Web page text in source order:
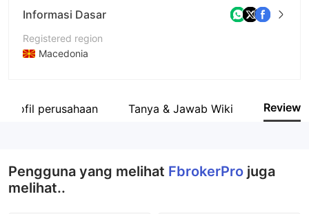
Informasi Dasar
Registered region
Macedonia
Nama perusahaan
Profil perusahaan Tanya & Jawab Wiki Review
Pengguna yang melihat FbrokerPro juga
melihat..